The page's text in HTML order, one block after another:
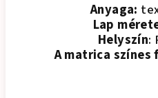
Anyaga:
Lap
Helyszín:
A matrica színes